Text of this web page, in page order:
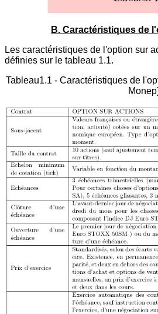
B. Caractéristiques de
Les caractéristiques de l'option sur
définies sur le tableau 1.1.
Tableau1.1 - Caractéristiques de